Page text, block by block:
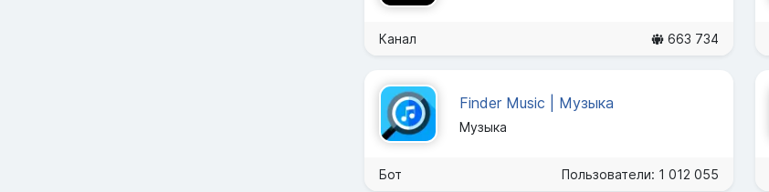
Канал 663 734
Finder Music | Музыка
Музыка
Бот Пользователи: 1 012 055